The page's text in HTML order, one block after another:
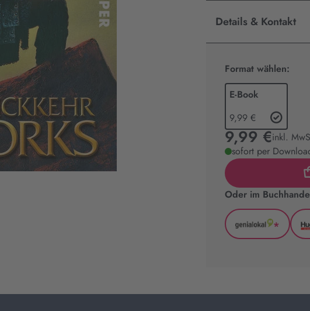
Details & Kontakt
Format wählen:
E-Book
9,99 €
9,99 €inkl.
sofort per
Oder im
geöffnet)
*